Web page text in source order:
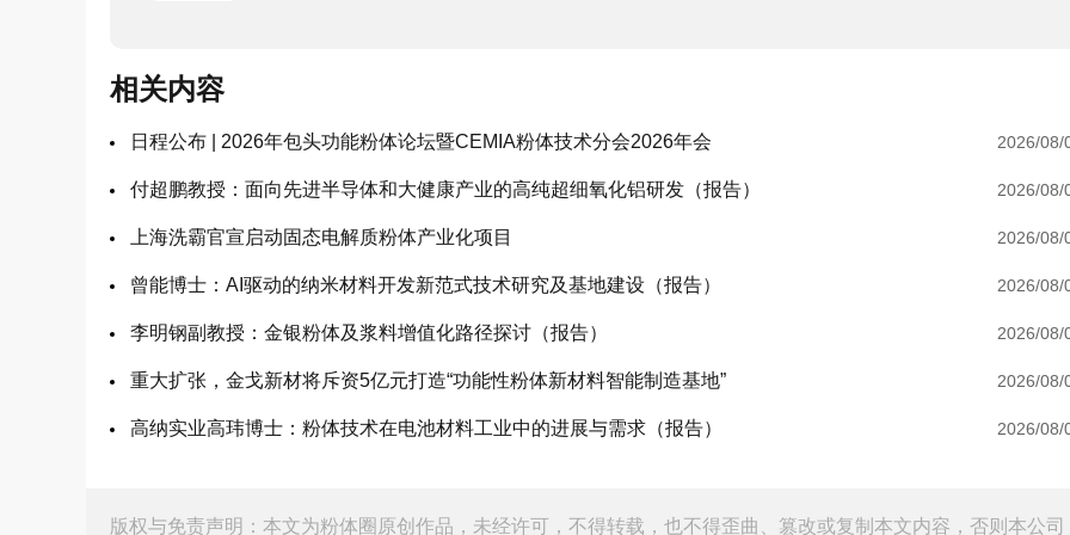
相关内容
日程公布 | 2026年包头功能粉体论坛暨CEMIA粉体技术分会2026年会 2026/08/
付超鹏教授：面向先进半导体和大健康产业的高纯超细氧化铝研发（报告） 2026/08/
上海洗霸官宣启动固态电解质粉体产业化项目 2026/08/
曾能博士：AI驱动的纳米材料开发新范式技术研究及基地建设（报告） 2026/08/
李明钢副教授：金银粉体及浆料增值化路径探讨（报告） 2026/08/
重大扩张，金戈新材将斥资5亿元打造“功能性粉体新材料智能制造基地” 2026/08/
高纳实业高玮博士：粉体技术在电池材料工业中的进展与需求（报告） 2026/08/
版权与免责声明：本文为粉体圈原创作品，未经许可，不得转载，也不得歪曲、篡改或复制本文内容，否则本公司